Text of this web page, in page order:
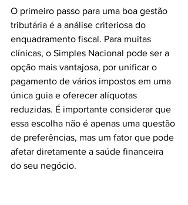
O primeiro passo para uma boa gestão
tributária é a análise criteriosa do
enquadramento fiscal. Para muitas
clínicas, o Simples Nacional pode ser a
opção mais vantajosa, por unificar o
pagamento de vários impostos em uma
única guia e oferecer alíquotas
reduzidas. É importante considerar que
essa escolha não é apenas uma questão
de preferências, mas um fator que pode
afetar diretamente a saúde financeira
do seu negócio.